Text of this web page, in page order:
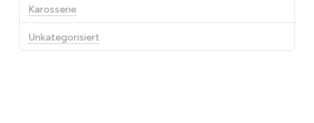
Karosserie
Unkategorisiert